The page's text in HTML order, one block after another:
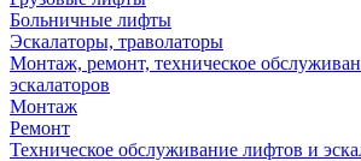
Больничные лифты
Эскалаторы, траволаторы
Монтаж, ремонт, техническое
эскалаторов
Монтаж
Ремонт
Техническое обслуживание лифтов и